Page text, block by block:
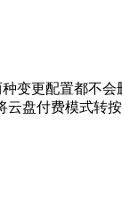
变更配置都不会
盘付费模式转